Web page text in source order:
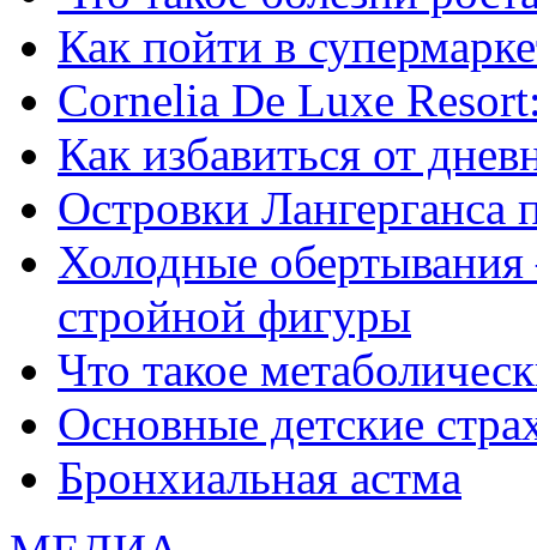
Как пойти в
Сornelia De Luxe
Как избавиться от
Островки
Холодные обертывания
стройной фигуры
Что такое
Основные детские
Бронхиальная астма